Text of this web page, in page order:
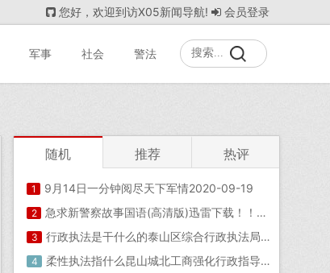
您好，欢迎到访X05新闻导航! 会员登录
军事 社会 警法
随机 推荐 热评
1 9月14日一分钟阅尽天下军情2020-09-19
2 急求新警察故事国语(高清版)迅雷下载！！！急！！在线等！！！2020-02-02新警察故事在线观看
3 行政执法是干什么的泰山区综合行政执法局岱庙中队多措并举 扎实做好防疫工作
4 柔性执法指什么昆山城北工商强化行政指导 推进柔性执法